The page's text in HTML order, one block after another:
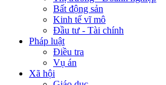
Bất động sản
Kinh tế vĩ mô
Đầu tư - Tài chính
Pháp luật
Điều tra
Vụ án
Xã hội